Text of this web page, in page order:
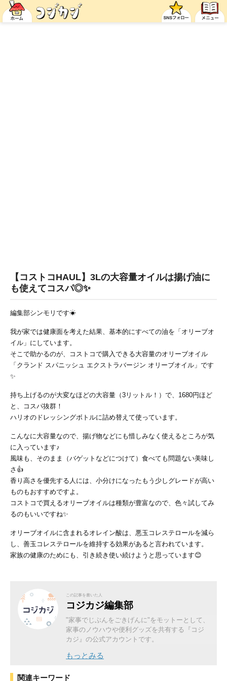
【コストコHAUL】3Lの大容量オイルは揚げ油に
も使えてコスパ◎✨
編集部シンモリです☀
我が家では健康面を考えた結果、基本的にすべての油を「オリーブオ
イル」にしています。
そこで助かるのが、コストコで購入できる大容量のオリーブオイル
「クランド スパニッシュ エクストラバージン オリーブオイル」です
✨
持ち上げるのが大変なほどの大容量（3リットル！）で、1680円ほど
と、コスパ抜群！
ハリオのドレッシングボトルに詰め替えて使っています。
こんなに大容量なので、揚げ物などにも惜しみなく使えるところが気
に入っています♪
風味も、そのまま（バゲットなどにつけて）食べても問題ない美味し
さ👍
香り高さを優先する人には、小分けになったもう少しグレードが高い
ものもおすすめですよ。
コストコで買えるオリーブオイルは種類が豊富なので、色々試してみ
るのもいいですね✨
オリーブオイルに含まれるオレイン酸は、悪玉コレステロールを減ら
し、善玉コレステロールを維持する効果があると言われています。
家族の健康のためにも、引き続き使い続けようと思っています😊
この記事を書いた人
コジカジ編集部
"家事でじぶんをごきげんに"をモットーとして、
家事のノウハウや便利グッズを共有する『コジ
カジ』の公式アカウントです。
もっとみる
関連キーワード